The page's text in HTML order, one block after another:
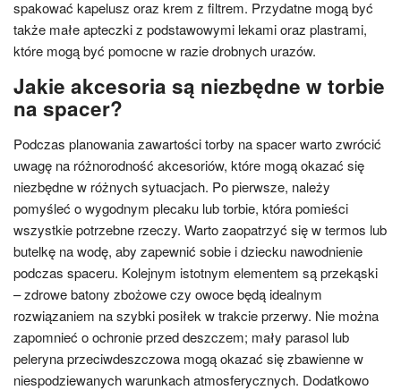
spakować kapelusz oraz krem z filtrem. Przydatne mogą być
także małe apteczki z podstawowymi lekami oraz plastrami,
które mogą być pomocne w razie drobnych urazów.
Jakie akcesoria są niezbędne w torbie
na spacer?
Podczas planowania zawartości torby na spacer warto zwrócić
uwagę na różnorodność akcesoriów, które mogą okazać się
niezbędne w różnych sytuacjach. Po pierwsze, należy
pomyśleć o wygodnym plecaku lub torbie, która pomieści
wszystkie potrzebne rzeczy. Warto zaopatrzyć się w termos lub
butelkę na wodę, aby zapewnić sobie i dziecku nawodnienie
podczas spaceru. Kolejnym istotnym elementem są przekąski
– zdrowe batony zbożowe czy owoce będą idealnym
rozwiązaniem na szybki posiłek w trakcie przerwy. Nie można
zapomnieć o ochronie przed deszczem; mały parasol lub
peleryna przeciwdeszczowa mogą okazać się zbawienne w
niespodziewanych warunkach atmosferycznych. Dodatkowo